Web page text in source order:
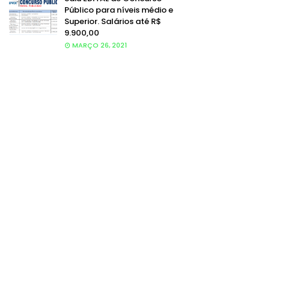
Público para níveis médio e
Superior. Salários até R$
9.900,00
MARÇO 26, 2021